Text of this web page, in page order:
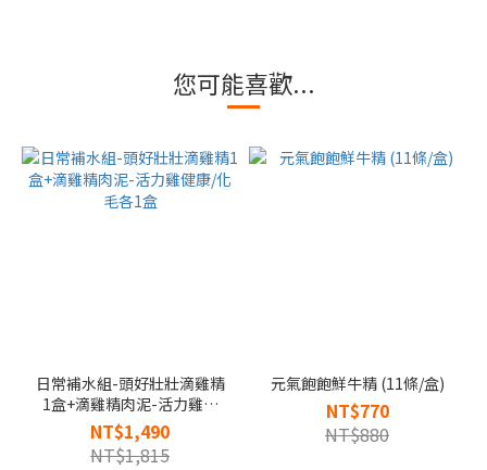
您可能喜歡...
日常補水組-頭好壯壯滴雞精
1盒+滴雞精肉泥-活力雞健
康/化毛各1盒
NT$1,490
NT$1,815
元氣飽飽鮮牛精 (11條/盒)
NT$770
NT$880